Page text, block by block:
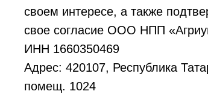
своем интересе, а также
свое согласие ООО НПП
ИНН 1660350469
Адрес: 420107, Республика
помещ. 1024